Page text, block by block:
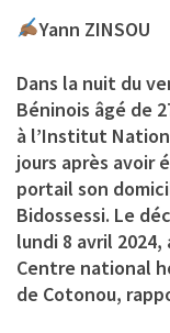
Yann ZINSOU
Dans la nuit du
Béninois âgé de
à l’Institut
jours après avoir
portail son
Bidossessi. Le
lundi 8 avril
Centre national
de Cotonou,